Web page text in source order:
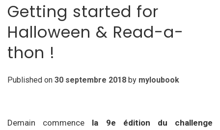
Getting started for
Halloween & Read-a-
thon !
Published on 30 septembre 2018 by myloubook
Demain commence la 9e édition du challenge